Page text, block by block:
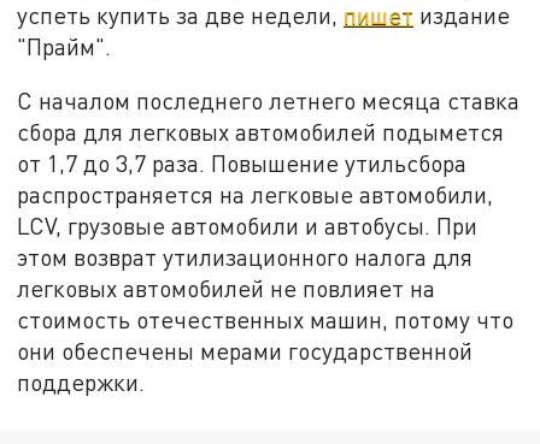
успеть купить за две недели, пишет издание
"Прайм".
С началом последнего летнего месяца ставка
сбора для легковых автомобилей подымется
от 1,7 до 3,7 раза. Повышение утильсбора
распространяется на легковые автомобили,
LCV, грузовые автомобили и автобусы. При
этом возврат утилизационного налога для
легковых автомобилей не повлияет на
стоимость отечественных машин, потому что
они обеспечены мерами государственной
поддержки.